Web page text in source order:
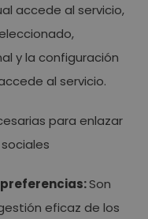
accede al servicio,
y la configuración
al servicio.
para enlazar
preferencias:Son
eficaz de los